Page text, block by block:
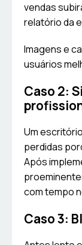
vendas
relatório da
Imagens e
usuários
Caso 2:
Um
perdidas
Após
com tempo
Caso 3: